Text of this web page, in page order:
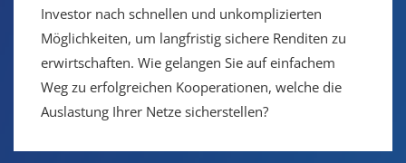
Investor nach schnellen und unkomplizierten
Möglichkeiten, um langfristig sichere Renditen zu
erwirtschaften. Wie gelangen Sie auf einfachem
Weg zu erfolgreichen Kooperationen, welche die
Auslastung Ihrer Netze sicherstellen?